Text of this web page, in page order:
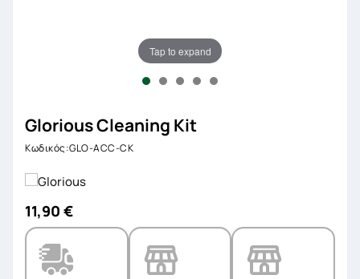
Tap to expand
Glorious Cleaning Kit
Κωδικός:GLO-ACC-CK
11,90 €